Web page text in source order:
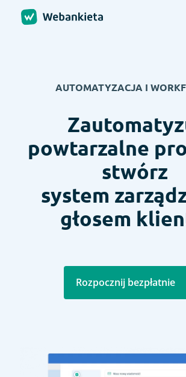
AUTOMATYZACJA I
powtarzalne
stwórz
system
głosem
Rozpocznij bezpłatnie